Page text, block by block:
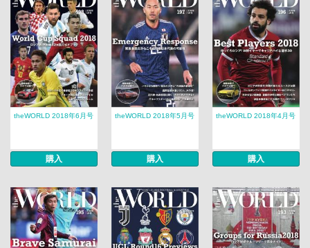
theWORLD 2018年6月号
購入
theWORLD 2018年5月号
購入
theWORLD 2018年4月号
購入